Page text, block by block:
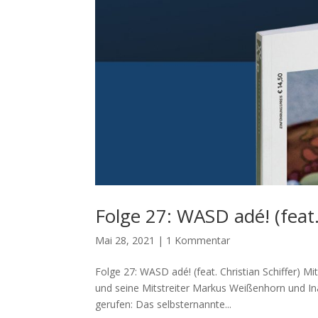
Folge 27: WASD adé!
Mai 28, 2021 | 1 Kommentar
Folge 27: WASD adé! (feat. Christian Schiffer)
und seine Mitstreiter Markus Weißenhorn und
gerufen: Das selbsternannte...